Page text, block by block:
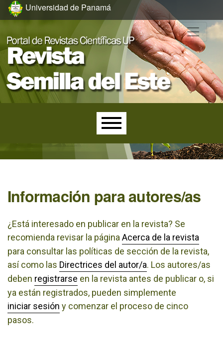
Ir al menú de navegación principal
Ir al contenido principal
Ir al pie de página del sitio
Universidad de Panamá
Menú principal
Información para autores/as
¿Está interesado en publicar en la revista? Se
recomienda revisar la página Acerca de la revista
para consultar las políticas de sección de la revista,
así como las Directrices del autor/a. Los autores/as
deben registrarse en la revista antes de publicar o, si
ya están registrados, pueden simplemente
iniciar sesión y comenzar el proceso de cinco
pasos.